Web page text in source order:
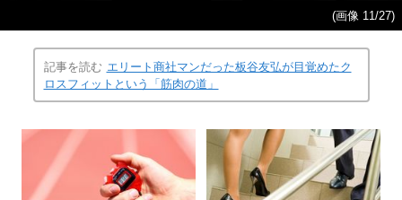
(画像 11/27)
記事を読む エリート商社マンだった板谷友弘が目覚めたク
ロスフィットという「筋肉の道」